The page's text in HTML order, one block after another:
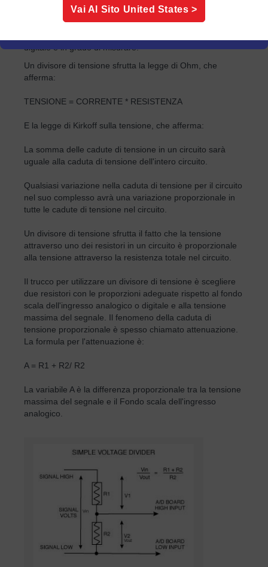
analogico o digitale di un dispositivo di misurazione, un
divisore di tensione può abbassare la tensione del
digitale è in grado di misurare.
Un divisore di tensione sfrutta la legge di Ohm, che
afferma:
TENSIONE = CORRENTE * RESISTENZA
E la legge di Kirkoff sulla tensione, che afferma:
La somma delle cadute di tensione in un circuito sarà
uguale alla caduta di tensione dell'intero circuito.
Qualsiasi variazione nella caduta di tensione per il circuito
nel suo complesso avrà una variazione proporzionale in
tutte le cadute di tensione nel circuito.
Un divisore di tensione sfrutta il fatto che la tensione
attraverso uno dei resistori in un circuito è proporzionale
alla tensione attraverso la resistenza totale nel circuito.
Il trucco per utilizzare un divisore di tensione è scegliere
due resistori con le proporzioni adeguate rispetto al fondo
scala dell'ingresso analogico o digitale e alla tensione
massima del segnale. Il fenomeno della caduta di
tensione proporzionale è spesso chiamato attenuazione.
La formula per l'attenuazione è:
A = R1 + R2/ R2
La variabile A è la differenza proporzionale tra la tensione
massima del segnale e il Fondo scala dell'ingresso
analogico.
Vai Al Sito United States >